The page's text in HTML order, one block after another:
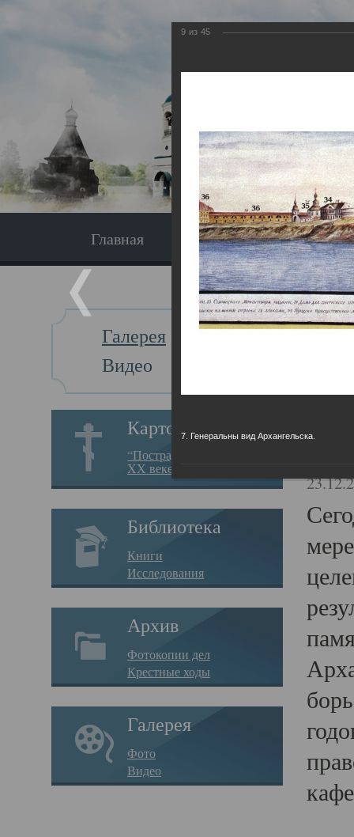
Главная Экскурсия
Галерея
Видео
Картотека
“Пострадавшие за веру в
XX веке на Севере”
Библиотека
Книги
Исследования
Архив
Фотокопии дел
Крестные ходы
Галерея
Фото
Видео
Главная
9 из 45
7. Генеральны вид Архангельска.